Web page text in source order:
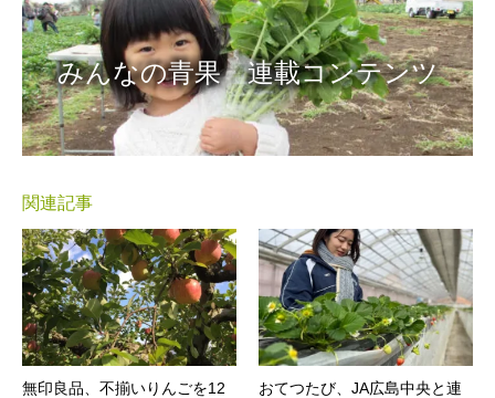
みんなの青果 連載コンテンツ
関連記事
無印良品、不揃いりんごを12
おてつたび、JA広島中央と連